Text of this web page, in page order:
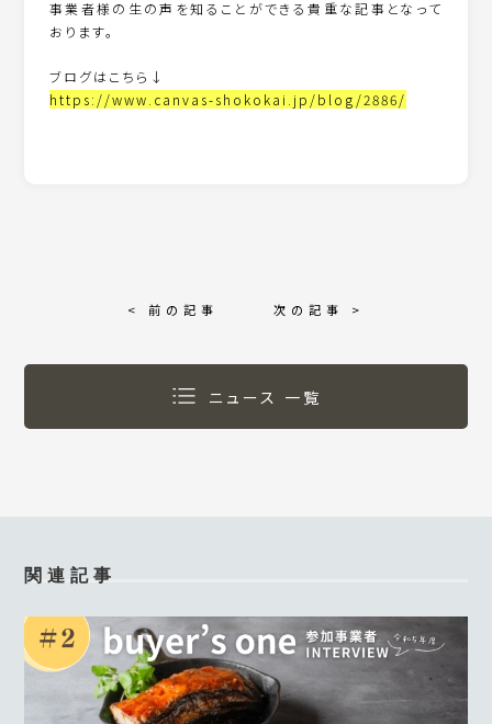
事業者様の生の声を知ることができる貴重な記事となって
おります。
ブログはこちら↓
https://www.canvas-shokokai.jp/blog/2886/
< 前の記事 次の記事 >
ニュース 一覧
関連記事